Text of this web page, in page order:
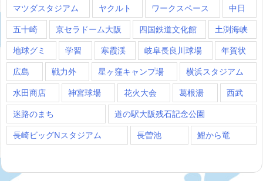
マツダスタジアム
ヤクルト ワークスペース
中日
五十崎
京セラドーム大阪 四国鉄道文化館
土渕海峡
地球グミ
学習 寒霞渓 岐阜長良川球場
年賀状
広島
戦力外 星ヶ窪キャンプ場
横浜スタジアム
水田商店
神宮球場 花火大会 葛根湯
西武
迷路のまち
道の駅大阪残石記念公園
長崎ビッグNスタジアム
長曽池 鯉から竜